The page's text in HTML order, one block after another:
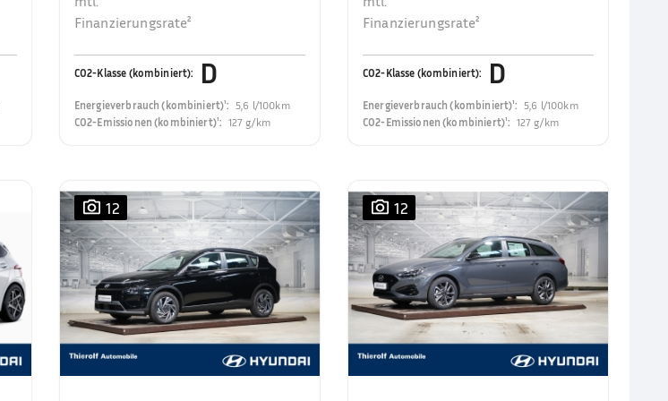
Finanzierungsrate²
CO2-Klasse (kombiniert): D
Energieverbrauch (kombiniert)¹: 5,6 l/100km
CO2-Emissionen (kombiniert)¹: 127 g/km
Finanzierungsrate²
CO2-Klasse (kombiniert): D
Energieverbrauch (kombiniert)¹:5,6 l/100km
CO2-Emissionen (kombiniert)¹: 127 g/km
12 12